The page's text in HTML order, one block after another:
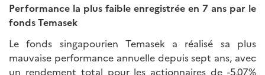
Performance la plus faible enregistrée en 7 ans par le
fonds Temasek
Le fonds singapourien Temasek a réalisé sa plus
mauvaise performance annuelle depuis sept ans, avec
un rendement total pour les actionnaires de -5,07%